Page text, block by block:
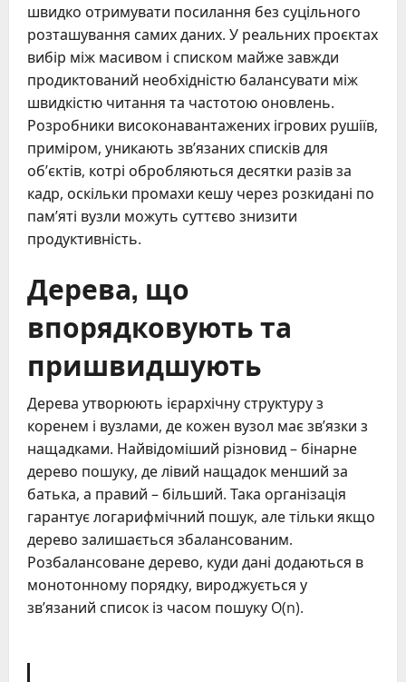
швидко отримувати посилання без суцільного
розташування самих даних. У реальних проєктах
вибір між масивом і списком майже завжди
продиктований необхідністю балансувати між
швидкістю читання та частотою оновлень.
Розробники високонавантажених ігрових рушіїв,
приміром, уникають зв’язаних списків для
об’єктів, котрі обробляються десятки разів за
кадр, оскільки промахи кешу через розкидані по
пам’яті вузли можуть суттєво знизити
продуктивність.
Дерева, що
впорядковують та
пришвидшують
Дерева утворюють ієрархічну структуру з
коренем і вузлами, де кожен вузол має зв’язки з
нащадками. Найвідоміший різновид – бінарне
дерево пошуку, де лівий нащадок менший за
батька, а правий – більший. Така організація
гарантує логарифмічний пошук, але тільки якщо
дерево залишається збалансованим.
Розбалансоване дерево, куди дані додаються в
монотонному порядку, вироджується у
зв’язаний список із часом пошуку O(n).